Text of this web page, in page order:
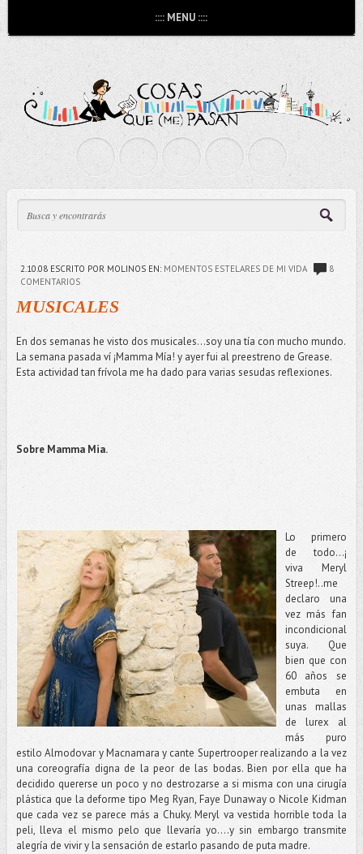
:::: MENU ::::
2.10.08ESCRITO POR MOLINOS EN: MOMENTOS ESTELARES DE MI VIDA
8
COMENTARIOS
MUSICALES
En dos semanas he visto dos musicales…soy una tía con mucho mundo.
La semana pasada ví ¡Mamma Mía! y ayer fui al preestreno de Grease.
Esta actividad tan frívola me ha dado para varias sesudas reflexiones.
Sobre Mamma Mia.
Lo primero
de todo…¡
viva Meryl
Streep!..me
declaro una
vez más fan
incondicional
suya. Que
bien que con
60 años se
embuta en
unas mallas
de lurex al
más puro
estilo Almodovar y Macnamara y cante Supertrooper realizando a la vez
una coreografía digna de la peor de las bodas. Bien por ella que ha
decidido quererse un poco y no destrozarse a si misma con una cirugía
plástica que la deforme tipo Meg Ryan, Faye Dunaway o Nicole Kidman
que cada vez se parece más a Chuky. Meryl va vestida horrible toda la
peli, lleva el mismo pelo que llevaría yo….y sin embargo transmite
alegría de vivir y la sensación de estarlo pasando de puta madre.